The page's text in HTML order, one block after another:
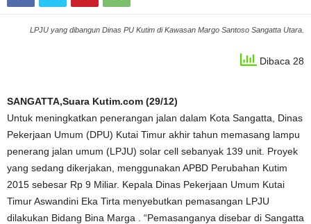
LPJU yang dibangun Dinas PU Kutim di Kawasan Margo Santoso Sangatta Utara.
Dibaca 28
SANGATTA,Suara Kutim.com (29/12)
Untuk meningkatkan penerangan jalan dalam Kota Sangatta, Dinas
Pekerjaan Umum (DPU) Kutai Timur akhir tahun memasang lampu
penerang jalan umum (LPJU) solar cell sebanyak 139 unit. Proyek
yang sedang dikerjakan, menggunakan APBD Perubahan Kutim
2015 sebesar Rp 9 Miliar. Kepala Dinas Pekerjaan Umum Kutai
Timur Aswandini Eka Tirta menyebutkan pemasangan LPJU
dilakukan Bidang Bina Marga . “Pemasanganya disebar di Sangatta